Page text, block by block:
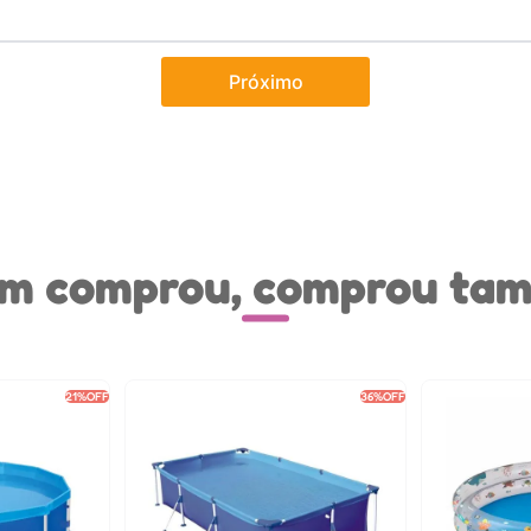
Próximo
comprou, comprou
21%OFF 36%OFF